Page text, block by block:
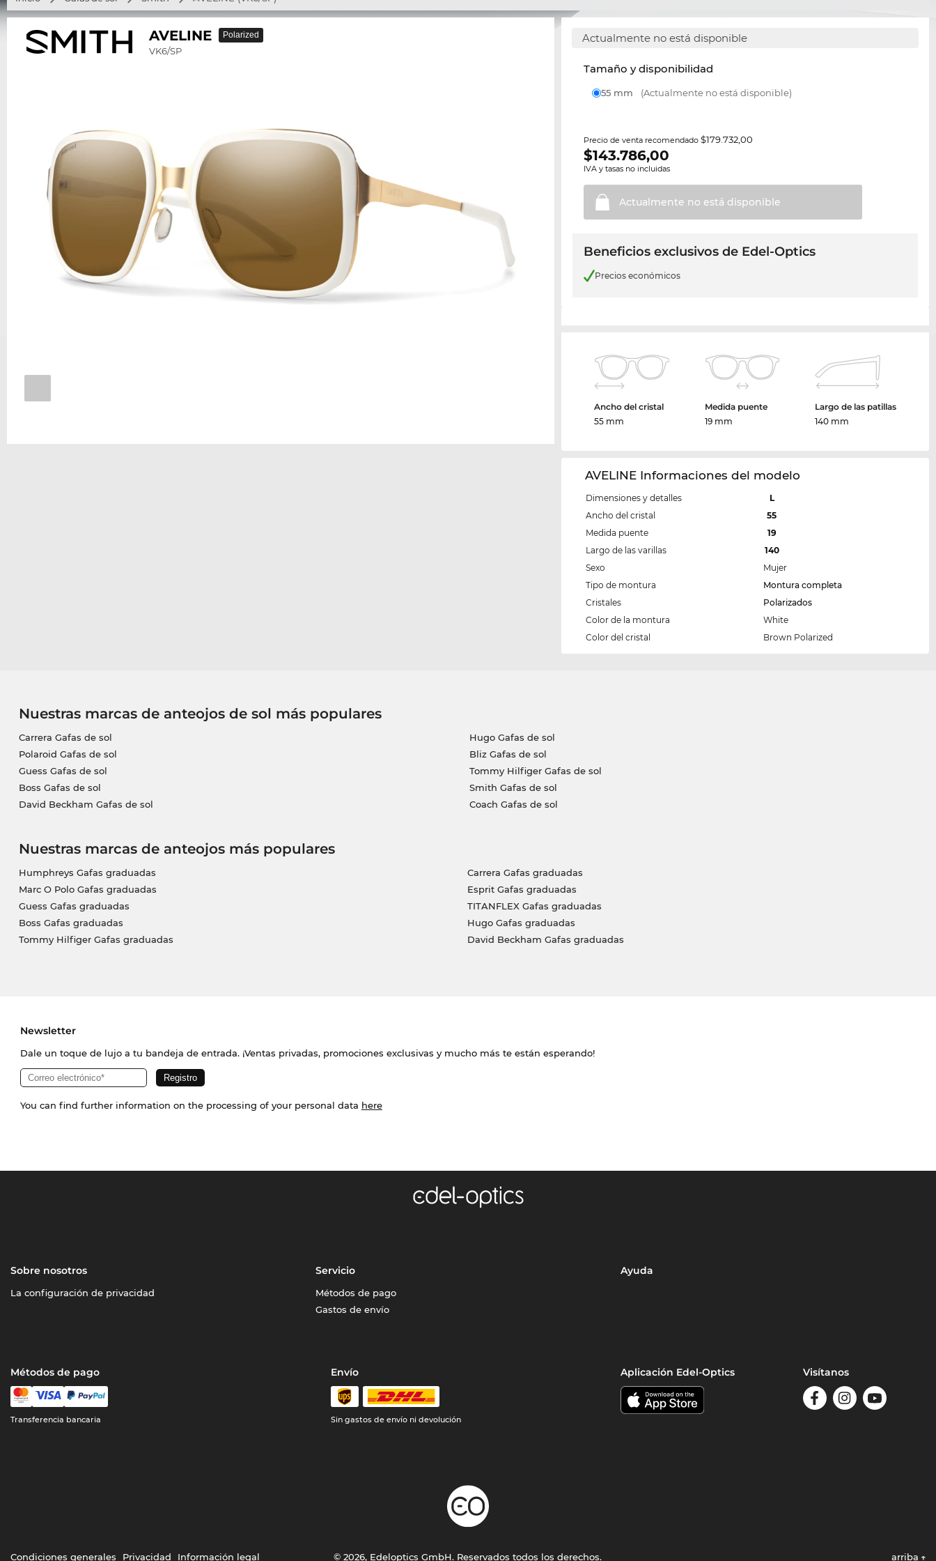
AVELINE
VK6/SP
Polarized Actualmente no está disponible
Tamaño y disponibilidad
55 mm (Actualmente no está disponible)
Precio de venta recomendado$179.732,00
$143.786,00
IVA y tasas no incluidas
Actualmente no está disponible
Beneficios exclusivos de Edel-Optics
Precios económicos
Ancho del cristal
55 mm
Medida puente
19 mm
Largo de las patillas
140 mm
AVELINE Informaciones del modelo
Dimensiones y detalles
L
Ancho del cristal
55
Medida puente
19
Largo de las varillas
140
Sexo
Mujer
Tipo de montura
Montura completa
Cristales
Polarizados
Color de la montura
White
Color del cristal
Brown Polarized
Nuestras marcas de anteojos de sol más populares
Carrera Gafas de sol
Polaroid Gafas de sol
Guess Gafas de sol
Boss Gafas de sol
David Beckham Gafas de sol
Hugo Gafas de sol
Bliz Gafas de sol
Tommy Hilfiger Gafas de sol
Smith Gafas de sol
Coach Gafas de sol
Nuestras marcas de anteojos más populares
Humphreys Gafas graduadas
Marc O Polo Gafas graduadas
Guess Gafas graduadas
Boss Gafas graduadas
Tommy Hilfiger Gafas graduadas
Carrera Gafas graduadas
Esprit Gafas graduadas
TITANFLEX Gafas graduadas
Hugo Gafas graduadas
David Beckham Gafas graduadas
Newsletter
Dale un toque de lujo a tu bandeja de entrada. ¡Ventas privadas, promociones exclusivas y mucho más te están esperando!
You can find further information on the processing of your personal data here
Sobre nosotros
La configuración de privacidad
Servicio
Métodos de pago
Gastos de envío
Ayuda
Métodos de pago
Transferencia bancaria
Envío
Sin gastos de envío ni devolución
Aplicación Edel-Optics Visítanos
Condiciones generales Privacidad Información legal © 2026, Edeloptics GmbH. Reservados todos los derechos. arriba